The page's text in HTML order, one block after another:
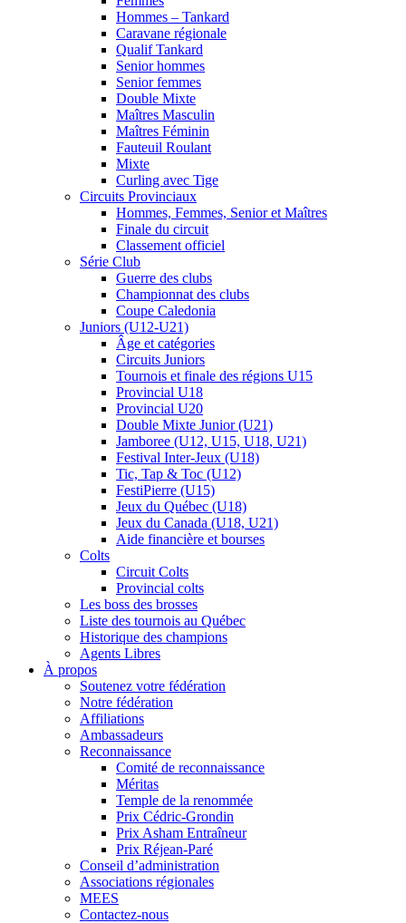
Hommes – Tankard
Caravane régionale
Qualif Tankard
Senior hommes
Senior femmes
Double Mixte
Maîtres Masculin
Maîtres Féminin
Fauteuil Roulant
Mixte
Curling avec Tige
Circuits Provinciaux
Hommes, Femmes, Senior et Maîtres
Finale du circuit
Classement officiel
Série Club
Guerre des clubs
Championnat des clubs
Coupe Caledonia
Juniors (U12-U21)
Âge et catégories
Circuits Juniors
Tournois et finale des régions U15
Provincial U18
Provincial U20
Double Mixte Junior (U21)
Jamboree (U12, U15, U18, U21)
Festival Inter-Jeux (U18)
Tic, Tap & Toc (U12)
FestiPierre (U15)
Jeux du Québec (U18)
Jeux du Canada (U18, U21)
Aide financière et bourses
Colts
Circuit Colts
Provincial colts
Les boss des brosses
Liste des tournois au Québec
Historique des champions
Agents Libres
À propos
Soutenez votre fédération
Notre fédération
Affiliations
Ambassadeurs
Reconnaissance
Comité de reconnaissance
Méritas
Temple de la renommée
Prix Cédric-Grondin
Prix Asham Entraîneur
Prix Réjean-Paré
Conseil d’administration
Associations régionales
MEES
Contactez-nous